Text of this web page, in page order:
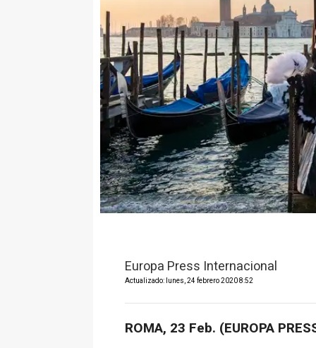
Europa Press Internacional
Actualizado: lunes, 24 febrero 2020 8:52
ROMA, 23 Feb. (EUROPA